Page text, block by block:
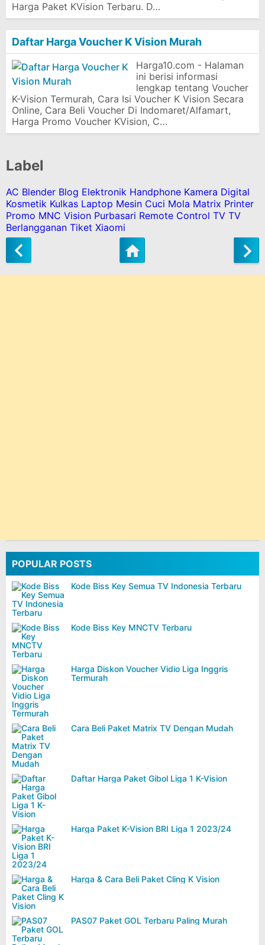
Harga Paket KVision Terbaru. D…
Daftar Harga Voucher K Vision Murah
Harga10.com - Halaman
ini berisi informasi
lengkap tentang Voucher
K-Vision Termurah, Cara Isi Voucher K Vision Secara
Online, Cara Beli Voucher Di Indomaret/Alfamart,
Harga Promo Voucher KVision, C…
Label
AC Blender Blog Elektronik Handphone Kamera Digital
Kosmetik Kulkas Laptop Mesin Cuci Mola Matrix Printer
Promo MNC Vision Purbasari Remote Control TV TV
Berlangganan Tiket Xiaomi
POPULAR POSTS
Kode Biss Key Semua TV Indonesia Terbaru
Kode Biss Key MNCTV Terbaru
Harga Diskon Voucher Vidio Liga Inggris
Termurah
Cara Beli Paket Matrix TV Dengan Mudah
Daftar Harga Paket Gibol Liga 1 K-Vision
Harga Paket K-Vision BRI Liga 1 2023/24
Harga & Cara Beli Paket Cling K Vision
PAS07 Paket GOL Terbaru Paling Murah